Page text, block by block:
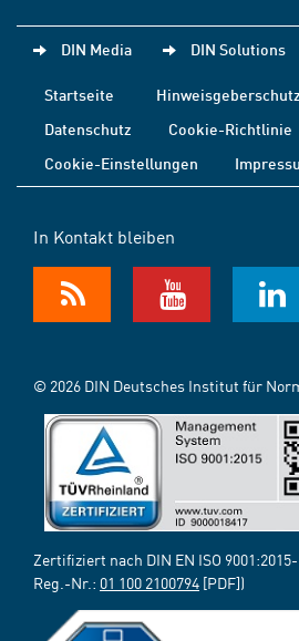
DIN Media DIN Solutions
Startseite
Datenschutz
Cookie-Richtlinie
Cookie-Einstellungen
In Kontakt bleiben
© 2026 DIN Deutsches Institut für
Zertifiziert nach DIN EN ISO
Reg.-Nr.: 01 100 2100794 [PDF])